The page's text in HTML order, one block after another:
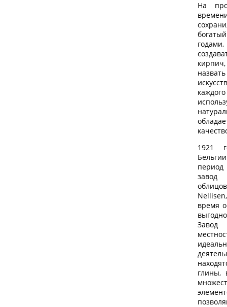
На
1921
время
Завод
глины,